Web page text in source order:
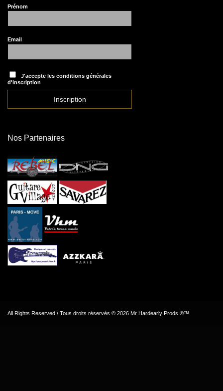
Prénom
Email
J'accepte les conditions générales
d'inscription
Nos Partenaires
All Rights Reserved / Tous droits réservés © 2026 Mr Hardearly Prods ®™